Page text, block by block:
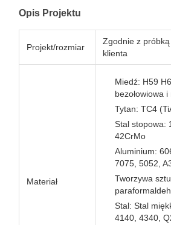
Opis Projektu
Projekt/rozmiar
Zgodnie z
klienta
Materiał
Miedź: H59
bezołowiowa
Tytan: TC4
Stal stopowa:
42CrMo
Aluminium:
7075, 5052,
Tworzywa
Stal: Stal
4140, 4340,